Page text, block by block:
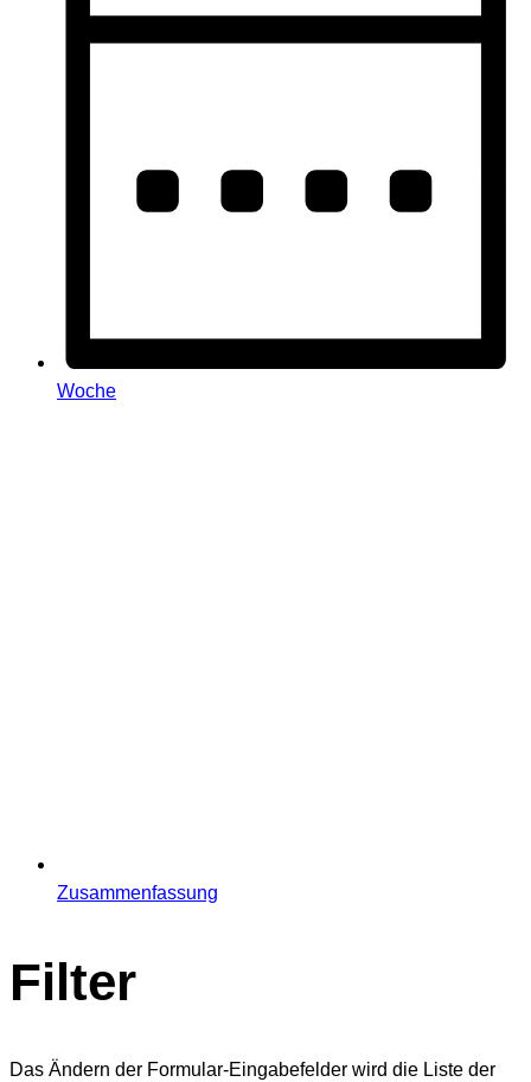
Woche
Zusammenfassung
Filter
Das Ändern der Formular-Eingabefelder wird die Liste der